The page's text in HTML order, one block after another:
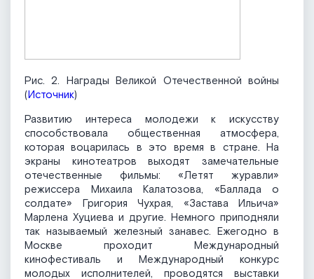
Рис. 2. Награды Великой Отечественной войны
(Источник)
Развитию интереса молодежи к искусству
способствовала общественная атмосфера,
которая воцарилась в это время в стране. На
экраны кинотеатров выходят замечательные
отечественные фильмы: «Летят журавли»
режиссера Михаила Калатозова, «Баллада о
солдате» Григория Чухрая, «Застава Ильича»
Марлена Хуциева и другие. Немного приподняли
так называемый железный занавес. Ежегодно в
Москве проходит Международный
кинофестиваль и Международный конкурс
молодых исполнителей, проводятся выставки